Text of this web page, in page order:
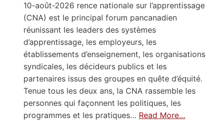
10-août-2026 rence nationale sur l’apprentissage
(CNA) est le principal forum pancanadien
réunissant les leaders des systèmes
d’apprentissage, les employeurs, les
établissements d’enseignement, les organisations
syndicales, les décideurs publics et les
partenaires issus des groupes en quête d’équité.
Tenue tous les deux ans, la CNA rassemble les
personnes qui façonnent les politiques, les
programmes et les pratiques… Read More…